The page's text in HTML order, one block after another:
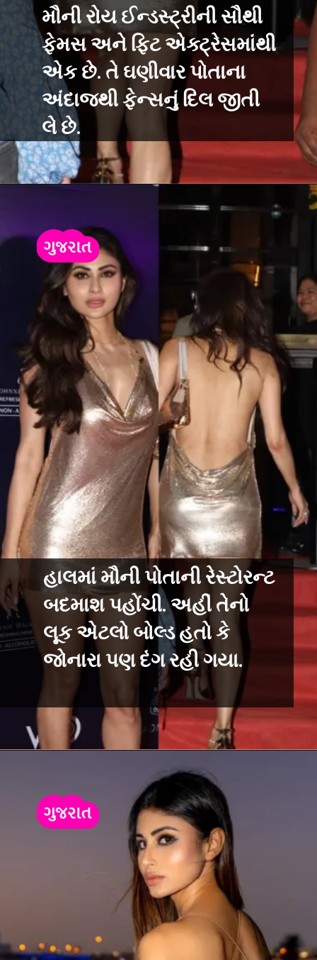
મૌની રોય ઈન્ડસ્ટ્રીની સૌથી
ફેમસ અને ફિટ એક્ટ્રેસમાંથી
એક છે. તે ઘણીવાર પોતાના
અંદાજથી ફેન્સનું દિલ જીતી
લે છે.
હાલમાં મૌની પોતાની રેસ્ટોરન્ટ
બદમાશ પહોંચી. અહીં તેનો
લૂક એટલો બોલ્ડ હતો કે
જોનારા પણ દંગ રહી ગયા.